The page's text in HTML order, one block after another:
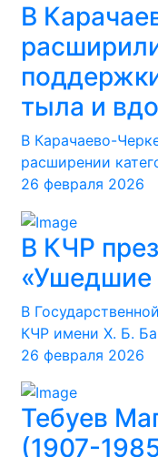
В
тыла и
В Карачаево-
расширении
26 февраля 2026
В КЧР
«Ушедшие
В
КЧР имени Х. Б.
26 февраля 2026
Тебуев
(1907-